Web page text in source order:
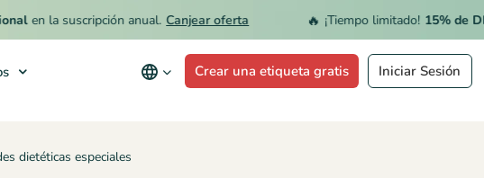
suscripción anual. Canjear oferta ¡Tiempo limitado! 15% de
Crear una etiqueta gratis Iniciar Sesión
dietéticas especiales